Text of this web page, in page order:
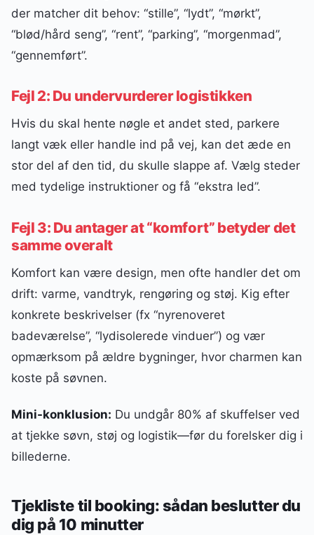
der matcher dit behov: “stille”, “lydt”, “mørkt”,
“blød/hård seng”, “rent”, “parking”, “morgenmad”,
“gennemført”.
Fejl 2: Du undervurderer logistikken
Hvis du skal hente nøgle et andet sted, parkere
langt væk eller handle ind på vej, kan det æde en
stor del af den tid, du skulle slappe af. Vælg steder
med tydelige instruktioner og få “ekstra led”.
Fejl 3: Du antager at “komfort” betyder det
samme overalt
Komfort kan være design, men ofte handler det om
drift: varme, vandtryk, rengøring og støj. Kig efter
konkrete beskrivelser (fx “nyrenoveret
badeværelse”, “lydisolerede vinduer”) og vær
opmærksom på ældre bygninger, hvor charmen kan
koste på søvnen.
Mini-konklusion: Du undgår 80% af skuffelser ved
at tjekke søvn, støj og logistik—før du forelsker dig i
billederne.
Tjekliste til booking: sådan beslutter du
dig på 10 minutter